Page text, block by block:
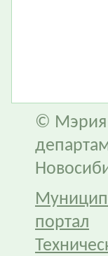
© Мэрия
портал